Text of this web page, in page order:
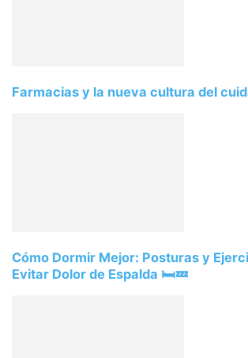
Farmacias y la nueva cultura del
Cómo Dormir Mejor: Posturas y
Evitar Dolor de Espalda 🛏️💤